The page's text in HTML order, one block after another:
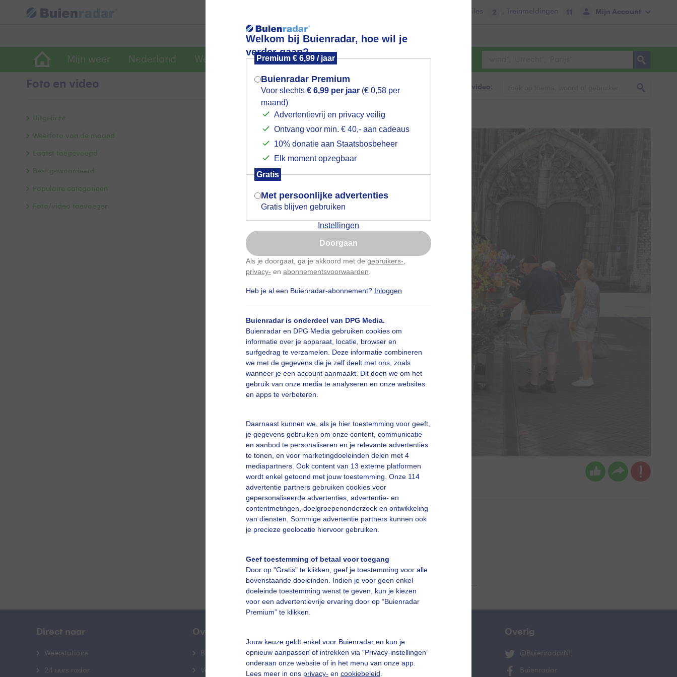
Welkom bij Buienradar, hoe wil je
verder gaan?
Premium € 6,99 / jaar
Buienradar Premium
Voor slechts € 6,99 per jaar (€ 0,58 per
maand)
Advertentievrij en privacy veilig
Ontvang voor min. € 40,- aan cadeaus
10% donatie aan Staatsbosbeheer
Elk moment opzegbaar
Gratis
Met persoonlijke advertenties
Gratis blijven gebruiken
Instellingen
Doorgaan
Als je doorgaat, ga je akkoord met de gebruikers-
privacy- en abonnementsvoorwaarden
Heb je al een Buienradar-abonnement? Inloggen
Buienradar is onderdeel van DPG Media.
Buienradar en DPG Media gebruiken cookies om
informatie over je apparaat, locatie, browser en
surfgedrag te verzamelen. Deze informatie combineren
we met de gegevens die je zelf deelt met ons, zoals
wanneer je een account aanmaakt. Dit doen we om het
gebruik van onze media te analyseren en onze websites
en apps te verbeteren.
Daarnaast kunnen we, als je hier toestemming voor geeft,
je gegevens gebruiken om onze content, communicatie
en aanbod te personaliseren en je relevante advertenties
te tonen, en voor marketingdoeleinden delen met 4
mediapartners. Ook content van 13 externe platformen
wordt enkel getoond met jouw toestemming. Onze 114
advertentie partners gebruiken cookies voor
gepersonaliseerde advertenties, advertentie- en
contentmetingen, doelgroepenonderzoek en ontwikkeling
van diensten. Sommige advertentie partners kunnen ook
je precieze geolocatie hiervoor gebruiken.
Geef toestemming of betaal voor toegang
Door op "Gratis" te klikken, geef je toestemming voor alle
bovenstaande doeleinden. Indien je voor geen enkel
doeleinde toestemming wenst te geven, kun je kiezen
voor een advertentievrije ervaring door op “Buienradar
Premium” te klikken.
Jouw keuze geldt enkel voor Buienradar en kun je
opnieuw aanpassen of intrekken via “Privacy-instellingen”
onderaan onze website of in het menu van onze app.
Lees meer in ons privacy- en cookiebeleid
Mijn Account
Files 2 | Treinmeldingen 11
Lees meer.
Mijn weer Nederland Wereldwijd Foto en video Weerzine
Foto en video Zoeken in foto & video:
Door: Erica van Leeuwen-de Bruijn Gemaakt: 10-06-2026, 31x bekeken
Bekijk slideshow
Een moment geduld aub...
Uitgelicht
Weerfoto van de maand
Laatst toegevoegd
Best gewaardeerd
Populaire categorieën
Foto/video toevoegen
Direct naar
Weerstations
24 uurs radar
Over Buienradar
Bedrijfsgegevens
Veelgestelde vragen
De Bilt
Overig
@BuienradarNL
Buienradar
Mogen we je locatie gebruiken voor
het weer?
Indien je hier nog geen akkoord op hebt
gegeven, verschijnt er zo een pop-up uit
je browser waarin deze toestemming
gevraagd wordt.
Is goed, toon de popup
Nu niet, misschien later
Gebruik je Safari en wil je niet elke dag deze pop-up
Klikhierom dit aan te passen